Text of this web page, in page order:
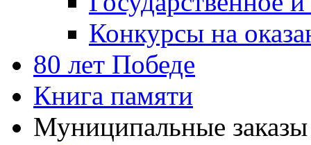
Конкурсы на
80 лет Победе
Книга памяти
Муниципальные